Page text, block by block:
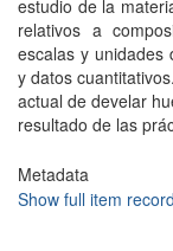
estudio de la
relativos a
escalas y unidades
y datos
actual de develar
resultado de las
Metadata
Show full item record